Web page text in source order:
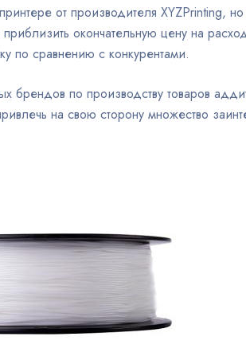
от производителя XYZPrinting,
окончательную цену на
по сравнению с конкурентами.
по производству товаров
на свою сторону множество